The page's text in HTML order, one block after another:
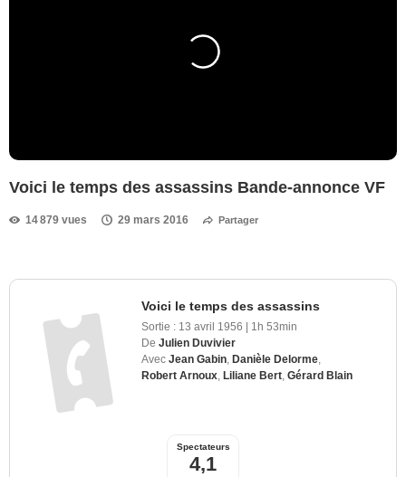
Voici le temps des assassins Bande-annonce VF
14 879 vues 29 mars 2016 Partager
Voici le temps des assassins
Sortie : 13 avril 1956 | 1h 53min
De Julien Duvivier
Avec Jean Gabin Danièle Delorme
Robert Arnoux Liliane Bert Gérard Blain
Spectateurs
4,1